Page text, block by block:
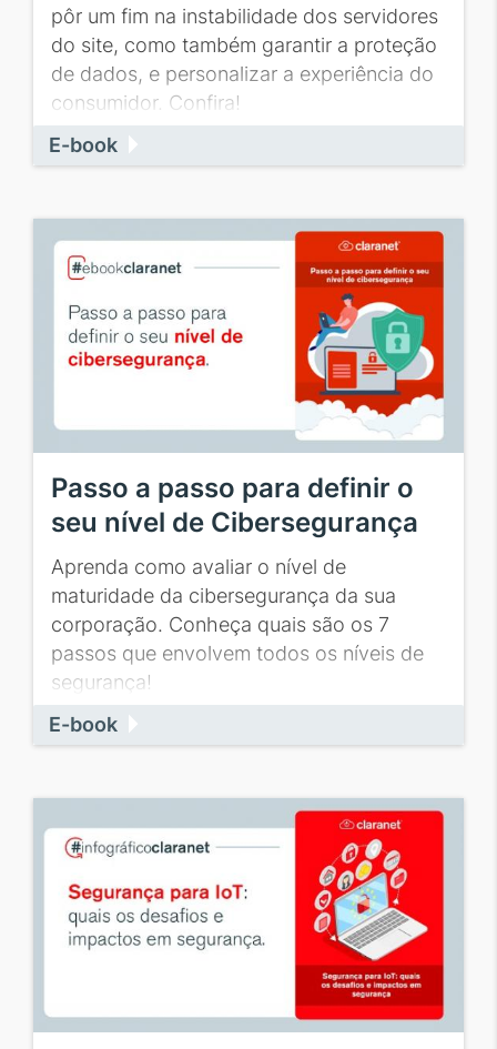
pôr um fim na instabilidade dos servidores
do site, como também garantir a proteção
de dados, e personalizar a experiência do
consumidor. Confira!
E-book
Passo a passo para definir o
seu nível de Cibersegurança
Aprenda como avaliar o nível de
maturidade da cibersegurança da sua
corporação. Conheça quais são os 7
passos que envolvem todos os níveis de
segurança!
E-book